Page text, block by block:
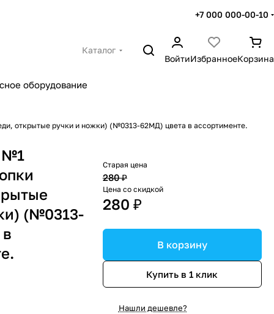
+7 000 000-00-10
Каталог
ВойтиИзбранноеКорзина
оборудование
открытые ручки и ножки) (№0313-62МД) цвета в ассортименте.
№1
(№0313-
Старая цена
280 ₽
Цена со скидкой
280 ₽
В корзину
Купить в 1 клик
Нашли дешевле?